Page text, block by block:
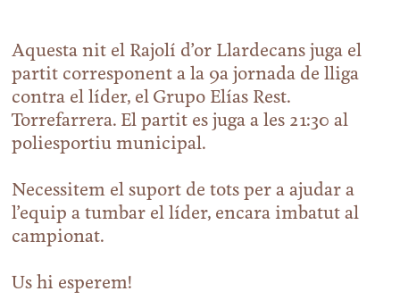
Aquesta nit el Rajolí d’or Llardecans juga el
partit corresponent a la 9a jornada de lliga
contra el líder, el Grupo Elías Rest.
Torrefarrera. El partit es juga a les 21:30 al
poliesportiu municipal.
Necessitem el suport de tots per a ajudar a
l’equip a tumbar el líder, encara imbatut al
campionat.
Us hi esperem!